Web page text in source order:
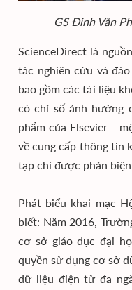
GS Đinh Văn
ScienceDirect là
tác nghiên cứu và
bao gồm các tài liệu
có chỉ số ảnh hưởng
phẩm của Elsevier -
về cung cấp thông tin
tạp chí được phản
Phát biểu khai mạc
biết: Năm 2016,
cơ sở giáo dục đại
quyền sử dụng cơ sở
dữ liệu điện tử đa